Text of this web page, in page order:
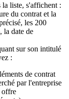
liste, s'affichent :
du contrat et la
les 200
la date de
sur son intitulé
:
de contrat
par l'entreprise
offre